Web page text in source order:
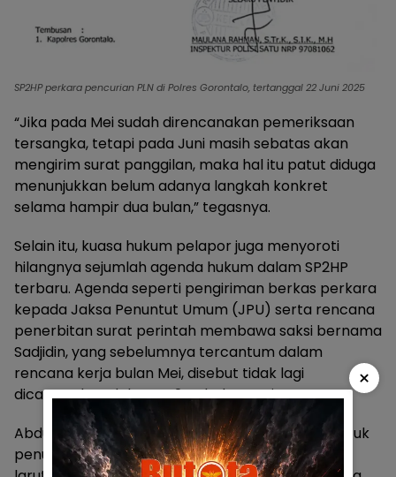
SP2HP perkara pencurian PLN di Polres Gorontalo, tertanggal 22 Juni 2025
“Jika pada Mei sudah direncanakan pemeriksaan
tersangka, tetapi pada Juni masih sebatas akan
mengirim surat panggilan, maka hal itu patut diduga
menunjukkan belum adanya langkah konkret
selama hampir dua bulan,” tegasnya.
Selain itu, kuasa hukum pelapor juga menyoroti
hilangnya sejumlah agenda hukum dalam SP2HP
terbaru. Agenda seperti pengiriman berkas perkara
kepada Jaksa Penuntut Umum (JPU) serta rencana
penerbitan surat perintah membawa saksi bernama
Sadjidin, yang sebelumnya tercantum dalam
rencana kerja bulan Mei, disebut tidak lagi
dicantumkan dalam SP2HP bulan Juni.
Abdulwahidin menilai pola tersebut sebagai bentuk
penundaan penanganan perkara yang berlarut-
×